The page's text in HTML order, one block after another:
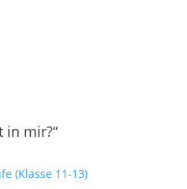
in mir?“
(Klasse 11-13)